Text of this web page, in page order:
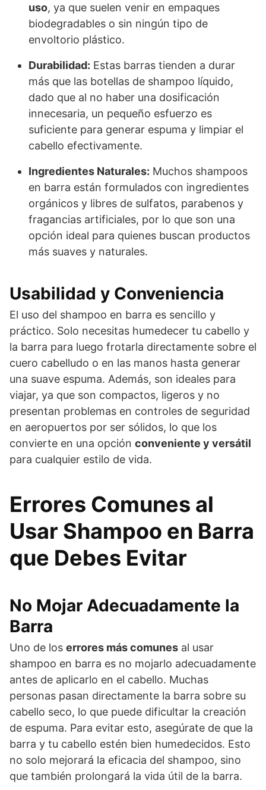
uso, ya que suelen venir en empaques
biodegradables o sin ningún tipo de
envoltorio plástico.
Durabilidad: Estas barras tienden a durar
más que las botellas de shampoo líquido,
dado que al no haber una dosificación
innecesaria, un pequeño esfuerzo es
suficiente para generar espuma y limpiar el
cabello efectivamente.
Ingredientes Naturales: Muchos shampoos
en barra están formulados con ingredientes
orgánicos y libres de sulfatos, parabenos y
fragancias artificiales, por lo que son una
opción ideal para quienes buscan productos
más suaves y naturales.
Usabilidad y Conveniencia
El uso del shampoo en barra es sencillo y
práctico. Solo necesitas humedecer tu cabello y
la barra para luego frotarla directamente sobre el
cuero cabelludo o en las manos hasta generar
una suave espuma. Además, son ideales para
viajar, ya que son compactos, ligeros y no
presentan problemas en controles de seguridad
en aeropuertos por ser sólidos, lo que los
convierte en una opción conveniente y versátil
para cualquier estilo de vida.
Errores Comunes al
Usar Shampoo en Barra
que Debes Evitar
No Mojar Adecuadamente la
Barra
Uno de los errores más comunes al usar
shampoo en barra es no mojarlo adecuadamente
antes de aplicarlo en el cabello. Muchas
personas pasan directamente la barra sobre su
cabello seco, lo que puede dificultar la creación
de espuma. Para evitar esto, asegúrate de que la
barra y tu cabello estén bien humedecidos. Esto
no solo mejorará la eficacia del shampoo, sino
que también prolongará la vida útil de la barra.